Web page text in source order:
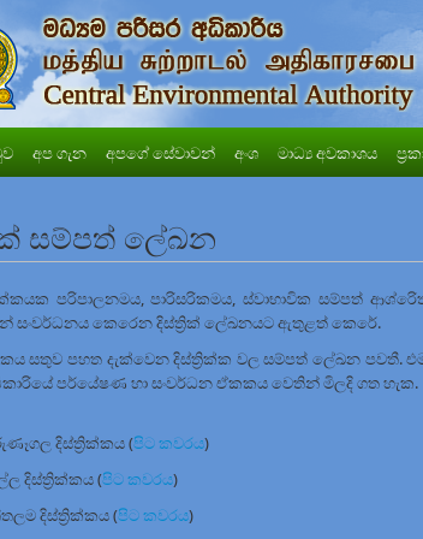
අප ගැන අපගේ සේවාවන් අංශ මාධ්‍ය අවකාශය
සම්පත් ලේඛන
පරිපාලනමය, පාරිසරිකමය, ස්වාභාවික සම්පත්
සංවර්ධනය කෙරෙන දිස්ත්‍රික් ලේඛනයට ඇතුළත් කෙරේ.
සතුව පහත දැක්වෙන දිස්ත්‍රික්ක වල සම්පත් ලේඛන පවතී.
පර්යේෂණ හා සංවර්ධන ඒකකය වෙතින් මිලදි ගත හැක.
දිස්ත්‍රික්කය (පිට කවරය)
දිස්ත්‍රික්කය (පිට කවරය)
දිස්ත්‍රික්කය (පිට කවරය)